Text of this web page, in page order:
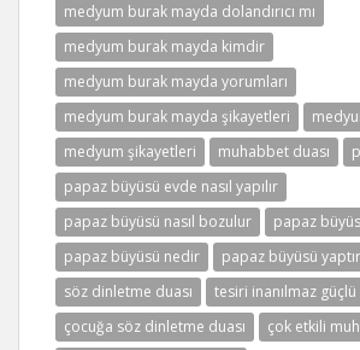
medyum burak mayda dolandırıcı mı
medyum burak mayda kimdir
medyum burak mayda yorumları
medyum burak mayda şikayetleri
medyum şikayetleri
muhabbet duası
papaz büyüsü evde nasıl yapılır
papaz büyüsü nasıl bozulur
papaz
papaz büyüsü nedir
papaz büyüsü
söz dinletme duası
tesiri inanılmaz
çocuğa söz dinletme duası
çok etkili